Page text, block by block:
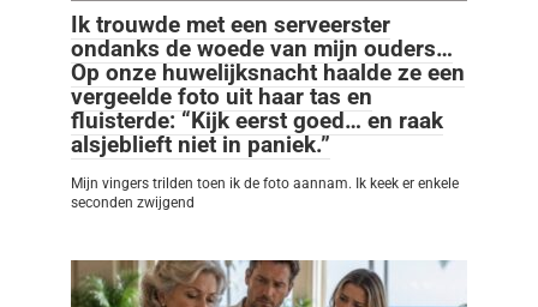
Ik trouwde met een serveerster
ondanks de woede van mijn ouders…
Op onze huwelijksnacht haalde ze een
vergeelde foto uit haar tas en
fluisterde: “Kijk eerst goed… en raak
alsjeblieft niet in paniek.”
Mijn vingers trilden toen ik de foto aannam. Ik keek er enkele
seconden zwijgend